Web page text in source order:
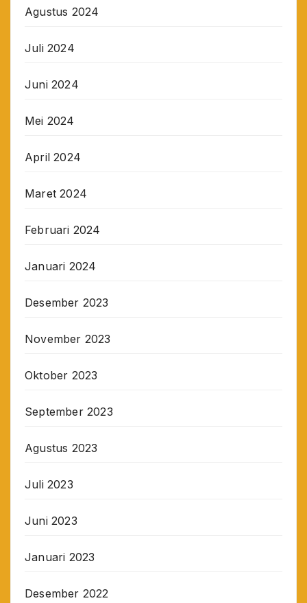
Agustus 2024
Juli 2024
Juni 2024
Mei 2024
April 2024
Maret 2024
Februari 2024
Januari 2024
Desember 2023
November 2023
Oktober 2023
September 2023
Agustus 2023
Juli 2023
Juni 2023
Januari 2023
Desember 2022